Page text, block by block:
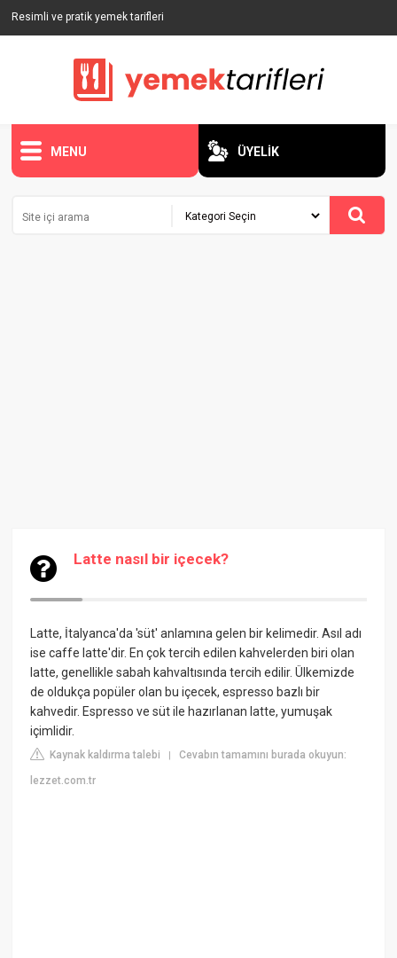
Resimli ve pratik yemek tarifleri
MENU ÜYELİK
Latte nasıl bir içecek?
Latte, İtalyanca'da 'süt' anlamına gelen bir kelimedir. Asıl adı
ise caffe latte'dir. En çok tercih edilen kahvelerden biri olan
latte, genellikle sabah kahvaltısında tercih edilir. Ülkemizde
de oldukça popüler olan bu içecek, espresso bazlı bir
kahvedir. Espresso ve süt ile hazırlanan latte, yumuşak
içimlidir.
Kaynak kaldırma talebi |Cevabın tamamını burada okuyun:
lezzet.com.tr